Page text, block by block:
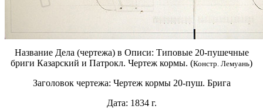
Название Дела (чертежа) в Описи: Типовые 20-пушечные
бриги Казарский и Патрокл. Чертеж кормы. (Констр. Лемуань)
Заголовок чертежа: Чертеж кормы 20-пуш. Брига
Дата: 1834 г.